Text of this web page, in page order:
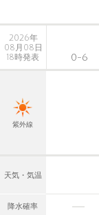
2026年
08月08日
18時発表
0-6
紫外線
天気・気温
降水確率